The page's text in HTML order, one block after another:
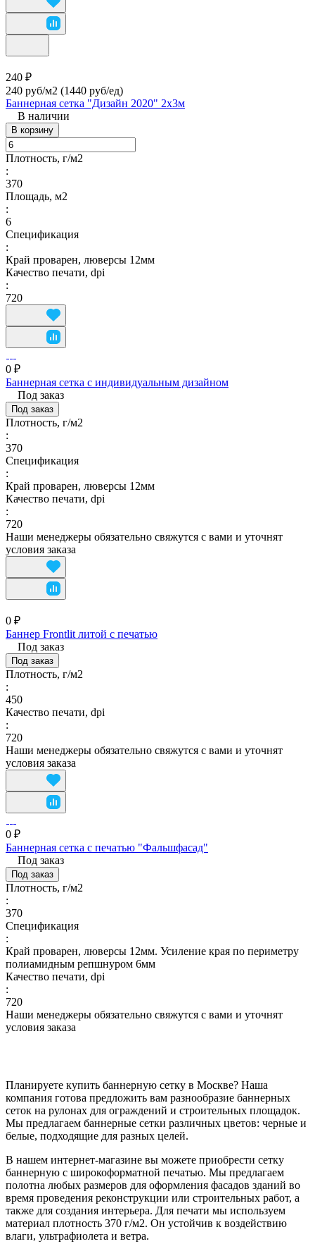
240 ₽
240 руб/м2 (1440 руб/eд)
Баннерная сетка "Дизайн 2020" 2х3м
В наличии
В корзину
Плотность, г/м2
:
370
Площадь, м2
:
6
Спецификация
:
Край проварен, люверсы 12мм
Качество печати, dpi
:
720
0 ₽
Баннерная сетка с индивидуальным дизайном
Под заказ
Под заказ
Плотность, г/м2
:
370
Спецификация
:
Край проварен, люверсы 12мм
Качество печати, dpi
:
720
Наши менеджеры обязательно свяжутся с вами и уточнят
условия заказа
0 ₽
Баннер Frontlit литой с печатью
Под заказ
Под заказ
Плотность, г/м2
:
450
Качество печати, dpi
:
720
Наши менеджеры обязательно свяжутся с вами и уточнят
условия заказа
0 ₽
Баннерная сетка с печатью "Фальшфасад"
Под заказ
Под заказ
Плотность, г/м2
:
370
Спецификация
:
Край проварен, люверсы 12мм. Усиление края по периметру
полиамидным репшнуром 6мм
Качество печати, dpi
:
720
Наши менеджеры обязательно свяжутся с вами и уточнят
условия заказа
Планируете купить баннерную сетку в Москве? Наша
компания готова предложить вам разнообразие баннерных
сеток на рулонах для ограждений и строительных площадок.
Мы предлагаем баннерные сетки различных цветов: черные и
белые, подходящие для разных целей.
В нашем интернет-магазине вы можете приобрести сетку
баннерную с широкоформатной печатью. Мы предлагаем
полотна любых размеров для оформления фасадов зданий во
время проведения реконструкции или строительных работ, а
также для создания интерьера. Для печати мы используем
материал плотность 370 г/м2. Он устойчив к воздействию
влаги, ультрафиолета и ветра.